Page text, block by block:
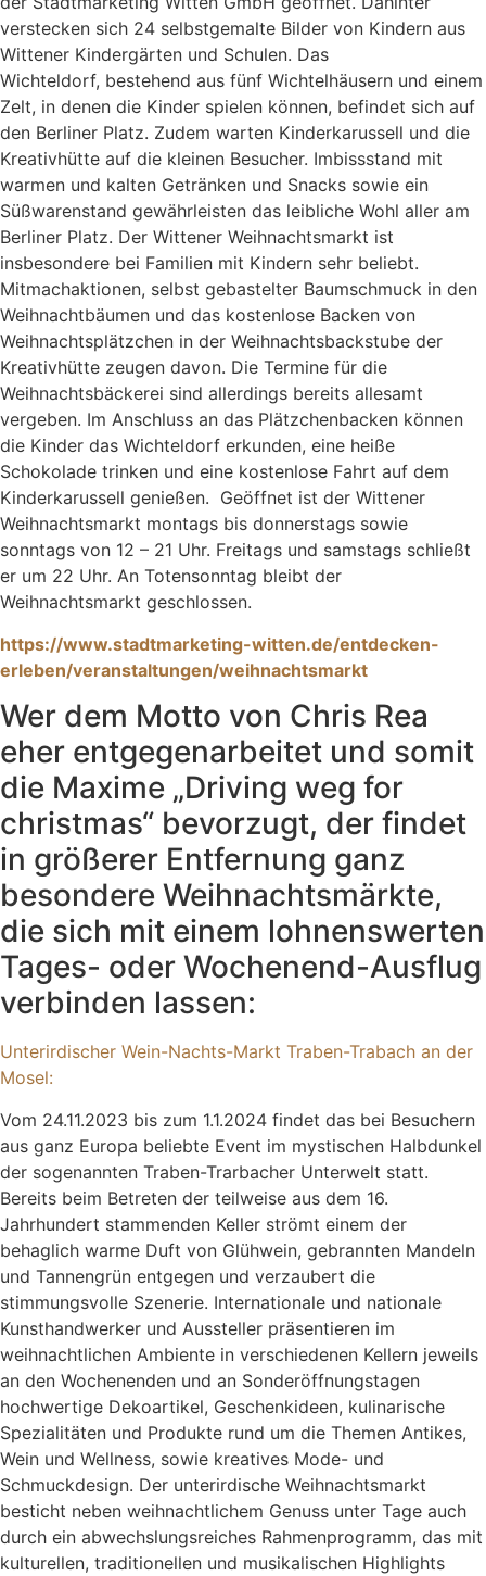
verstecken sich 24 selbstgemalte Bilder von Kindern aus
Wittener Kindergärten und Schulen. Das
Wichteldorf, bestehend aus fünf Wichtelhäusern und einem
Zelt, in denen die Kinder spielen können, befindet sich auf
den Berliner Platz. Zudem warten Kinderkarussell und die
Kreativhütte auf die kleinen Besucher. Imbissstand mit
warmen und kalten Getränken und Snacks sowie ein
Süßwarenstand gewährleisten das leibliche Wohl aller am
Berliner Platz. Der Wittener Weihnachtsmarkt ist
insbesondere bei Familien mit Kindern sehr beliebt.
Mitmachaktionen, selbst gebastelter Baumschmuck in den
Weihnachtbäumen und das kostenlose Backen von
Weihnachtsplätzchen in der Weihnachtsbackstube der
Kreativhütte zeugen davon. Die Termine für die
Weihnachtsbäckerei sind allerdings bereits allesamt
vergeben. Im Anschluss an das Plätzchenbacken können
die Kinder das Wichteldorf erkunden, eine heiße
Schokolade trinken und eine kostenlose Fahrt auf dem
Kinderkarussell genießen. Geöffnet ist der Wittener
Weihnachtsmarkt montags bis donnerstags sowie
sonntags von 12 – 21 Uhr. Freitags und samstags schließt
er um 22 Uhr. An Totensonntag bleibt der
Weihnachtsmarkt geschlossen.
https://www.stadtmarketing-witten.de/entdecken-
erleben/veranstaltungen/weihnachtsmarkt
Wer dem Motto von Chris Rea
eher entgegenarbeitet und somit
die Maxime „Driving weg for
christmas“ bevorzugt, der findet
in größerer Entfernung ganz
besondere Weihnachtsmärkte,
die sich mit einem lohnenswerten
Tages- oder Wochenend-Ausflug
verbinden lassen:
Unterirdischer Wein-Nachts-Markt Traben-Trabach an der
Mosel:
Vom 24.11.2023 bis zum 1.1.2024 findet das bei Besuchern
aus ganz Europa beliebte Event im mystischen Halbdunkel
der sogenannten Traben-Trarbacher Unterwelt statt.
Bereits beim Betreten der teilweise aus dem 16.
Jahrhundert stammenden Keller strömt einem der
behaglich warme Duft von Glühwein, gebrannten Mandeln
und Tannengrün entgegen und verzaubert die
stimmungsvolle Szenerie. Internationale und nationale
Kunsthandwerker und Aussteller präsentieren im
weihnachtlichen Ambiente in verschiedenen Kellern jeweils
an den Wochenenden und an Sonderöffnungstagen
hochwertige Dekoartikel, Geschenkideen, kulinarische
Spezialitäten und Produkte rund um die Themen Antikes,
Wein und Wellness, sowie kreatives Mode- und
Schmuckdesign. Der unterirdische Weihnachtsmarkt
besticht neben weihnachtlichem Genuss unter Tage auch
durch ein abwechslungsreiches Rahmenprogramm, das mit
kulturellen, traditionellen und musikalischen Highlights